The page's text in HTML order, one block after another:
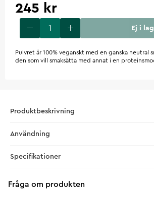
245 kr
Ej i
Pulvret är 100% veganskt med en ganska neutral
den som vill smaksätta med annat i en
Produktbeskrivning
Användning
Specifikationer
Fråga om produkten